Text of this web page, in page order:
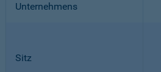
Unternehmens
Sitz